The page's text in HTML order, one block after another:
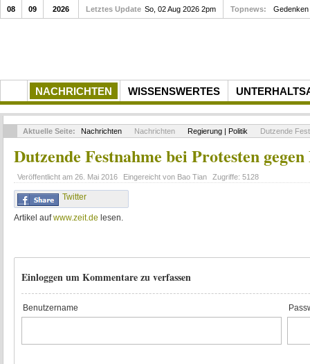
NACHRICHTEN WISSENSWERTES
08 09 2026 Letztes Update So, 02 Aug 2026 2pm Topnews: Gedenken
Aktuelle Seite: Nachrichten Nachrichten Regierung | Politik Dutzende
Dutzende Festnahme bei Protesten
Veröffentlicht am 26. Mai 2016 Eingereicht von Bao Tian Zugriffe: 5128
Twitter
Artikel aufwww.zeit.de lesen.
Einloggen um Kommentare zu verfassen
Benutzername